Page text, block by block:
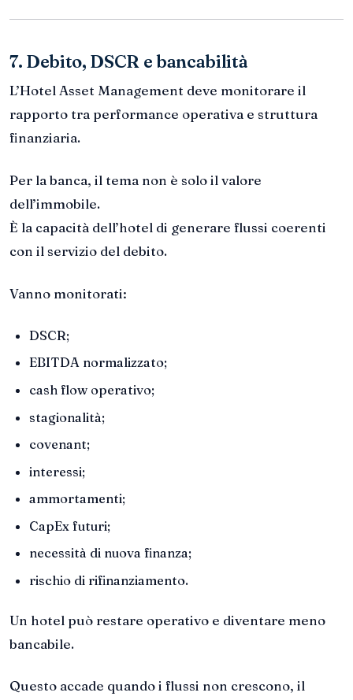
7. Debito, DSCR e bancabilità
L’Hotel Asset Management deve monitorare il
rapporto tra performance operativa e struttura
finanziaria.
Per la banca, il tema non è solo il valore
dell’immobile.
È la capacità dell’hotel di generare flussi coerenti
con il servizio del debito.
Vanno monitorati:
DSCR;
EBITDA normalizzato;
cash flow operativo;
stagionalità;
covenant;
interessi;
ammortamenti;
CapEx futuri;
necessità di nuova finanza;
rischio di rifinanziamento.
Un hotel può restare operativo e diventare meno
bancabile.
Questo accade quando i flussi non crescono, il